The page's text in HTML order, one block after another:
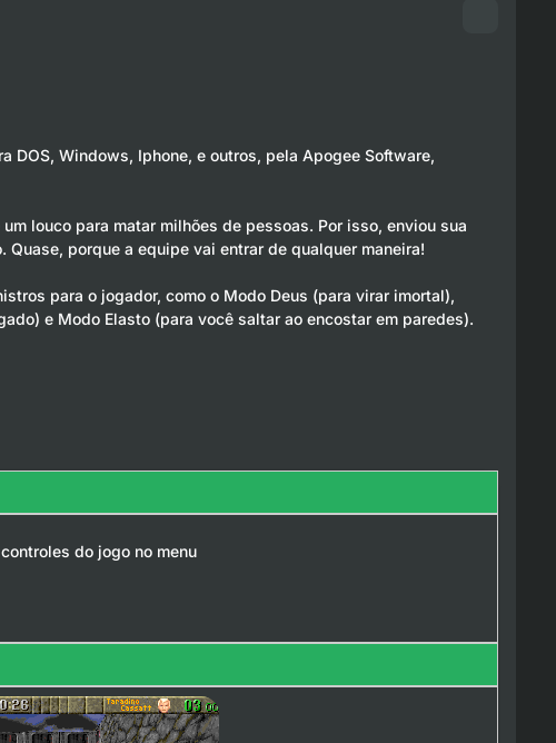
DOS, Windows, Iphone, e outros, pela Apogee Software,
louco para matar milhões de pessoas. Por isso, enviou sua
porque a equipe vai entrar de qualquer maneira!
para o jogador, como o Modo Deus (para virar imortal),
e Modo Elasto (para você saltar ao encostar em paredes).
do jogo no menu